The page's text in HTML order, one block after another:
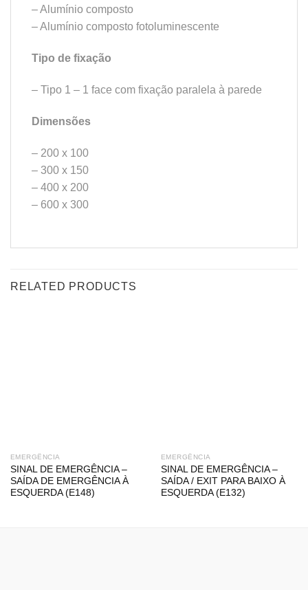
– Alumínio composto
– Alumínio composto fotoluminescente
Tipo de fixação
– Tipo 1 – 1 face com fixação paralela à parede
Dimensões
– 200 x 100
– 300 x 150
– 400 x 200
– 600 x 300
RELATED PRODUCTS
EMERGÊNCIA
SINAL DE EMERGÊNCIA –
SAÍDA DE EMERGÊNCIA À
ESQUERDA (E148)
EMERGÊNCIA
SINAL DE EMERGÊNCIA –
SAÍDA / EXIT PARA BAIXO À
ESQUERDA (E132)